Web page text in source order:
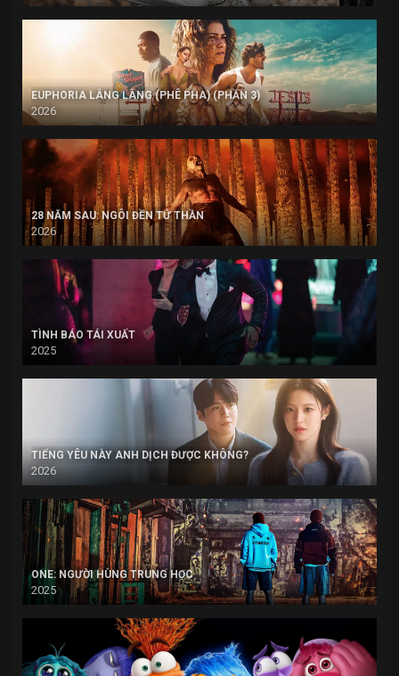
EUPHORIA LÂNG LÂNG (PHÊ PHA) (PHẦN 3)
2026
28 NĂM SAU: NGÔI ĐỀN TỬ THẦN
2026
TÌNH BÁO TÁI XUẤT
2025
TIẾNG YÊU NÀY ANH DỊCH ĐƯỢC KHÔNG?
2026
ONE: NGƯỜI HÙNG TRUNG HỌC
2025